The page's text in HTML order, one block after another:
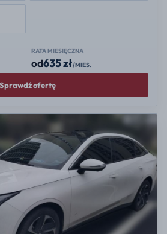
RATA MIESIĘCZNA
od635 zł/MIES.
Sprawdź ofertę